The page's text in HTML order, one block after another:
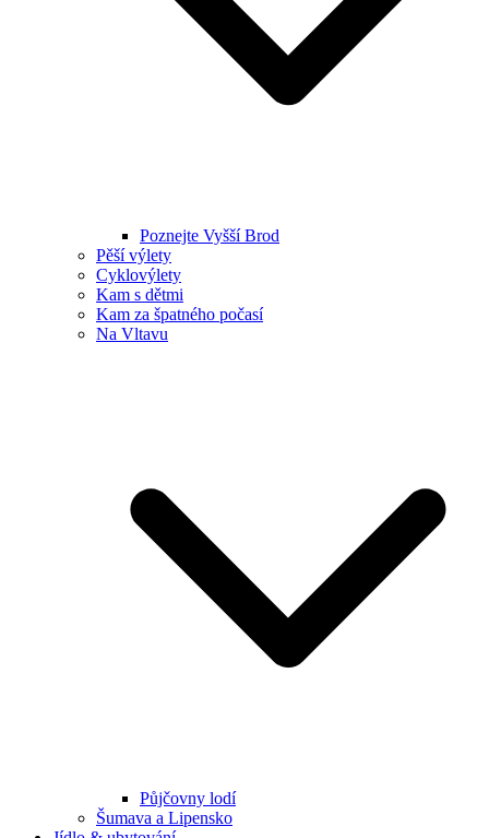
Poznejte Vyšší Brod
Pěší výlety
Cyklovýlety
Kam s dětmi
Kam za špatného počasí
Na Vltavu
Půjčovny lodí
Šumava a Lipensko